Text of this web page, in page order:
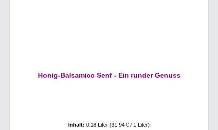
Honig-Balsamico Senf - Ein runder Genuss
Inhalt: 0.18 Liter (31,94 € / 1 Liter)